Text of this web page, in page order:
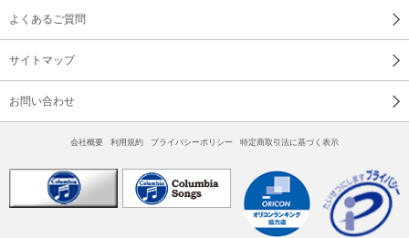
よくあるご質問
サイトマップ
お問い合わせ
会社概要 利用規約 プライバシーポリシー 特定商取引法に基づく表示